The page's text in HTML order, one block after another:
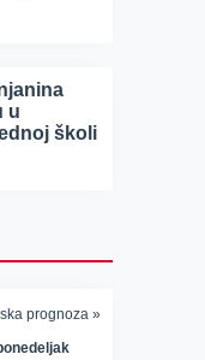
u
školi